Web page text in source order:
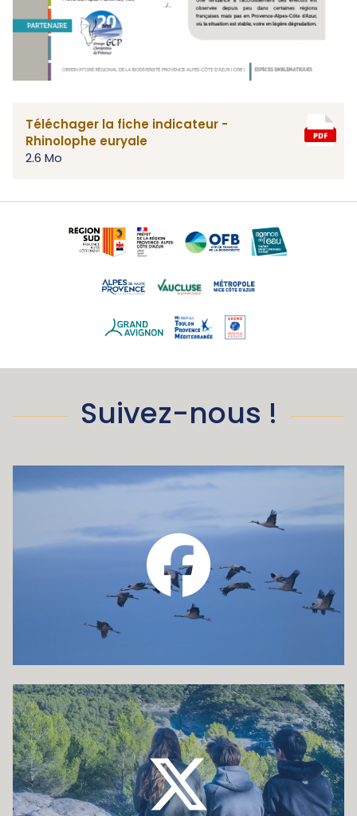
Téléchager la fiche indicateur -
Rhinolophe euryale
2.6 Mo
Suivez-nous !